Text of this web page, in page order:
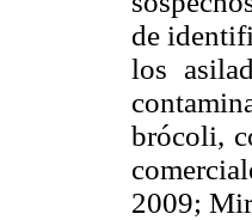
de
los
brócoli,
2009;